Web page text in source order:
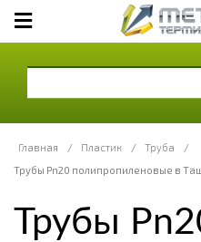
Главная / Пластик / Труба
/
Трубы Pn20 полипропиленовые в
Трубы